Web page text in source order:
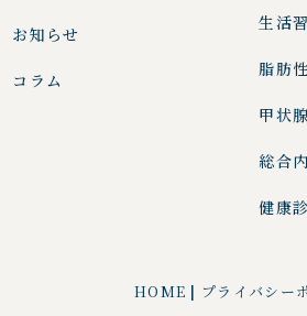
お知らせ
コラム
生活
脂肪
甲状
総合
健康
HOME | プライバシー